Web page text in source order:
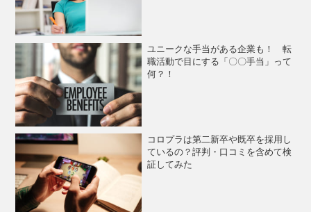
ユニークな手当がある企業も！ 転
職活動で目にする「〇〇手当」って
何？！
コロプラは第二新卒や既卒を採用し
ているの？評判・口コミを含めて検
証してみた